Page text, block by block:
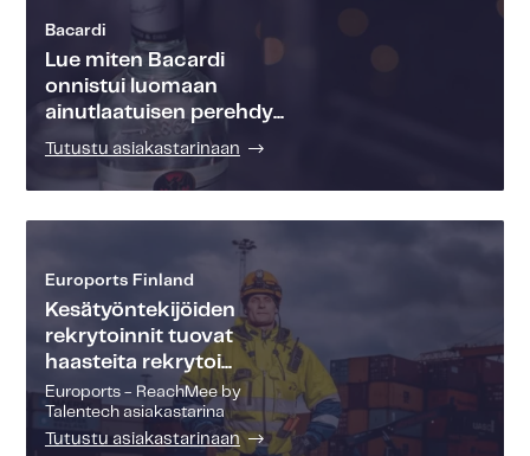
Bacardi
Lue miten Bacardi
onnistui luomaan
ainutlaatuisen perehdy...
Tutustu asiakastarinaan
Euroports Finland
Kesätyöntekijöiden
rekrytoinnit tuovat
haasteita rekrytoi...
Euroports - ReachMee by
Talentech asiakastarina
Tutustu asiakastarinaan